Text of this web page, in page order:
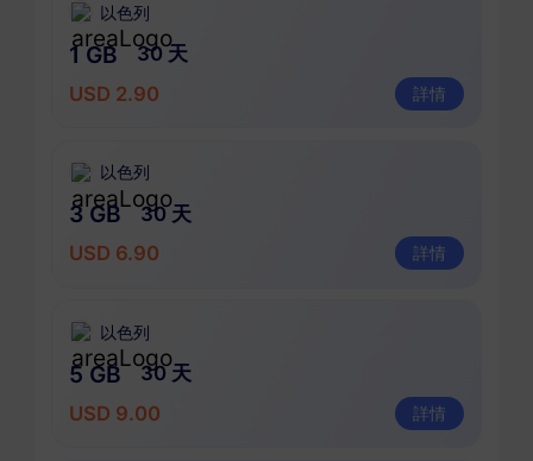
以色列
1 GB
30 天
USD 2.90
詳情
以色列
3 GB
30 天
USD 6.90
詳情
以色列
5 GB
30 天
USD 9.00
詳情